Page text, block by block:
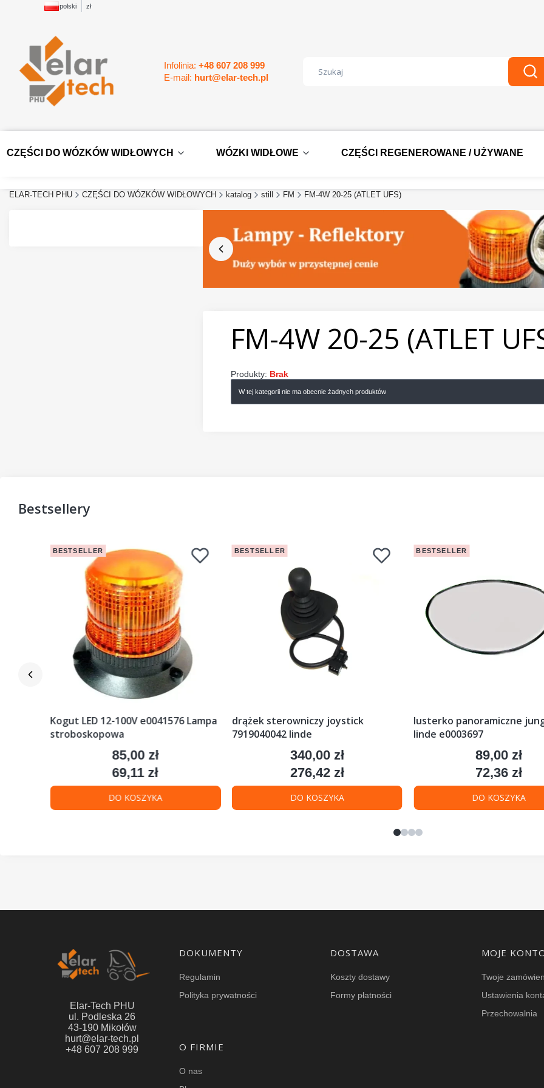
polski zł
Infolinia: +48 607 208 999
E-mail: hurt@elar-tech.pl Wyczyść
CZĘŚCI DO WÓZKÓW WIDŁOWYCH WÓZKI WIDŁOWE CZĘŚCI REGENEROWANE / UŻYWANE
ELAR-TECH PHU CZĘŚCI DO WÓZKÓW WIDŁOWYCH katalog still FM FM-4W 20-25 (ATLET UFS)
FM-4W 20-25 (ATLET
Produkty: Brak
W tej kategorii nie ma obecnie żadnych produktów
Bestsellery
BESTSELLER
Kogut LED 12-100V e0041576 Lampa
stroboskopowa
Cena
85,00 zł
Cena
69,11 zł
DO KOSZYKA
BESTSELLER
drążek sterowniczy joystick
7919040042 linde
Cena
340,00 zł
Cena
276,42 zł
DO KOSZYKA
BESTSELLER
lusterko panoramiczne
linde e0003697
Cena
89,00 zł
Cena
72,36 zł
DO KOSZYKA
Elar-Tech PHU
ul. Podleska 26
43-190 Mikołów
hurt@elar-tech.pl
+48 607 208 999
Linki w stopce
DOKUMENTY
Regulamin
Polityka prywatności
DOSTAWA
Koszty dostawy
Formy płatności
MOJE
Twoje
Ustawienia
Przechowalnia
O FIRMIE
O nas